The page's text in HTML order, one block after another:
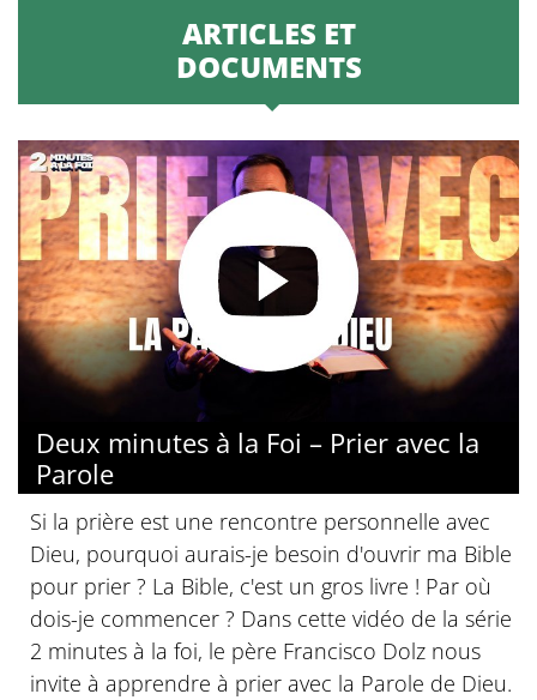
ARTICLES ET
DOCUMENTS
Deux minutes à la Foi – Prier avec la
Parole
Si la prière est une rencontre personnelle avec
Dieu, pourquoi aurais-je besoin d'ouvrir ma Bible
pour prier ? La Bible, c'est un gros livre ! Par où
dois-je commencer ? Dans cette vidéo de la série
2 minutes à la foi, le père Francisco Dolz nous
invite à apprendre à prier avec la Parole de Dieu.